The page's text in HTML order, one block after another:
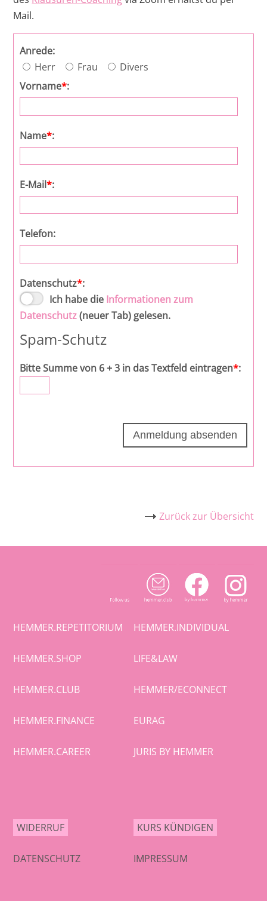
Mail.
Anrede:
Herr
Frau
Divers
Vorname*:
Name*:
E-Mail*:
Telefon:
Datenschutz*:
Ich habe die Informationen zum
Datenschutz(neuer Tab) gelesen.
Spam-Schutz
Bitte Summe von 6 + 3 in das Textfeld eintragen*:
Zurück zur Übersicht
HEMMER.REPETITORIUM HEMMER.INDIVIDUAL
HEMMER.SHOP LIFE&LAW
HEMMER.CLUB HEMMER/ECONNECT
HEMMER.FINANCE EURAG
HEMMER.CAREER JURIS BY HEMMER
WIDERRUF KURS KÜNDIGEN
DATENSCHUTZ IMPRESSUM
Intensivkurs ZPO I und II - 2027 I - Online
Seminar
Intensivkurs materielles Zivilrecht - 2027 II
- Online Seminar
Intensivkurs ZPO I und II - 2027 II - Online
Seminar